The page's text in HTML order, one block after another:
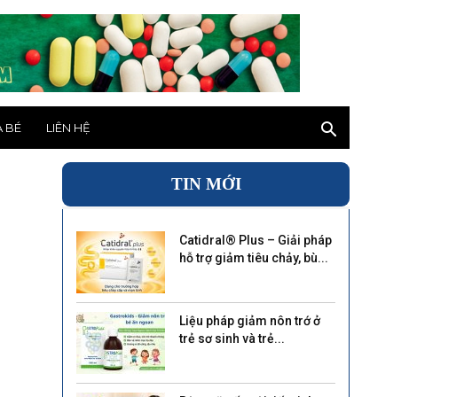
BÉ LIÊN HỆ
TIN MỚI
Catidral® Plus – Giải pháp
hỗ trợ giảm tiêu chảy, bù...
Liệu pháp giảm nôn trớ ở
trẻ sơ sinh và trẻ...